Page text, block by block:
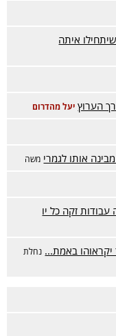
איתה
הערוץ יעל מהדרום
אותו לגמרי משה
זקה כל יו
יקראוהו באמת... נחלת